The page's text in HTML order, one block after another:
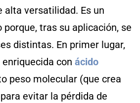
versatilidad. Es un
tras su aplicación, se
distintas. En primer lugar,
con ácido
peso molecular (que crea
evitar la pérdida de